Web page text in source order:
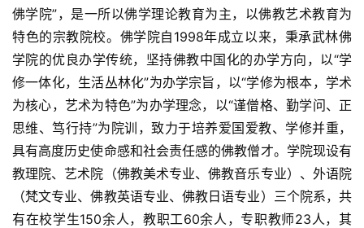
佛学院”，是一所以佛学理论教育为主，以佛教艺术教育为
特色的宗教院校。佛学院自1998年成立以来，秉承武林佛
学院的优良办学传统，坚持佛教中国化的办学方向，以“学
修一体化，生活丛林化”为办学宗旨，以“学修为根本，学术
为核心，艺术为特色”为办学理念，以“谨僧格、勤学问、正
思维、笃行持”为院训，致力于培养爱国爱教、学修并重，
具有高度历史使命感和社会责任感的佛教僧才。学院现设有
教理院、艺术院（佛教美术专业、佛教音乐专业）、外语院
（梵文专业、佛教英语专业、佛教日语专业）三个院系，共
有在校学生150余人，教职工60余人，专职教师23人，其